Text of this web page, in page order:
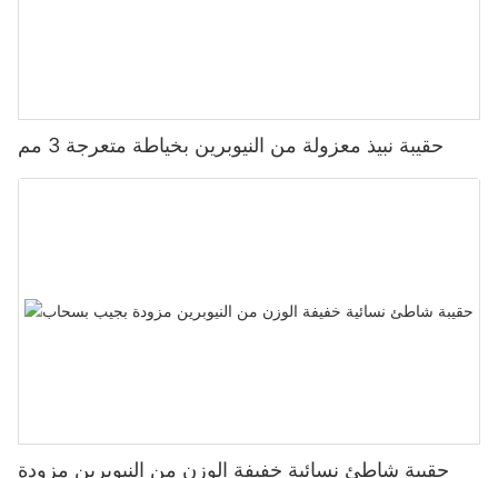
حقيبة نبيذ معزولة من النيوبرين بخياطة متعرجة 3 مم
حقيبة شاطئ نسائية خفيفة الوزن من النيوبرين مزودة